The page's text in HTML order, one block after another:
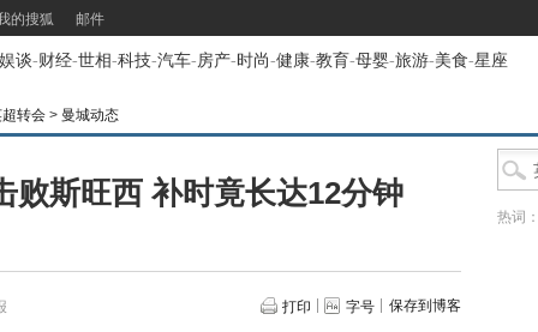
的搜狐 邮件
娱谈-财经-世相-科技-汽车-房产-时尚-健康-教育-母婴-旅游-美食-星座
转会 > 曼城动态
败斯旺西 补时竟长达12分钟
打印 字号 保存到博客
热词